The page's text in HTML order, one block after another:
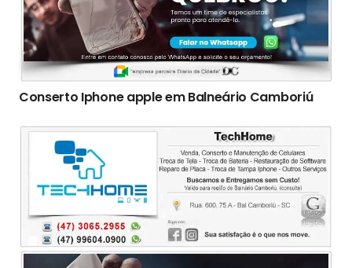
Conserto Iphone apple em Balneário Camboriú